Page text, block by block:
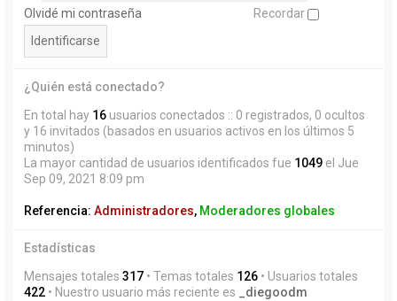
Olvidé mi contraseña Recordar
¿Quién está conectado?
En total hay 16 usuarios conectados :: 0 registrados, 0 ocultos
y 16 invitados (basados en usuarios activos en los últimos 5
minutos)
La mayor cantidad de usuarios identificados fue 1049 el Jue
Sep 09, 2021 8:09 pm
Referencia: Administradores, Moderadores globales
Estadísticas
Mensajes totales 317 • Temas totales 126 • Usuarios totales
422 • Nuestro usuario más reciente es _diegoodm